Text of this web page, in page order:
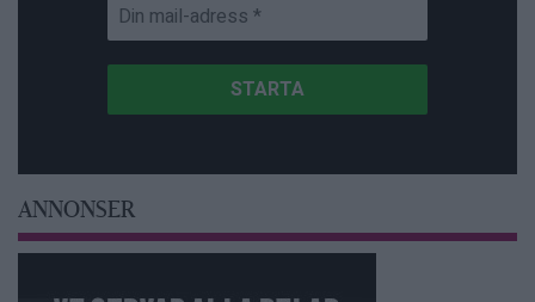
ANNONSER